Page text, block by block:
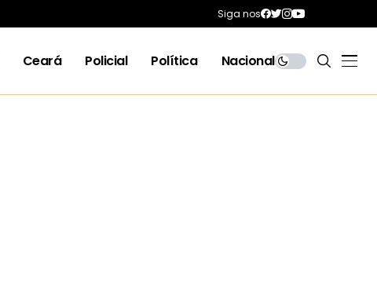
Siga nos
Ceará Policial Política Nacional